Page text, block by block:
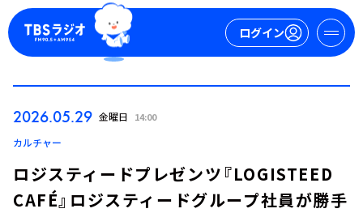
ログイン
2026.05.29 金曜日 14:00
カルチャー
ロジスティードプレゼンツ『LOGISTEED
CAFÉ』ロジスティードグループ社員が勝手